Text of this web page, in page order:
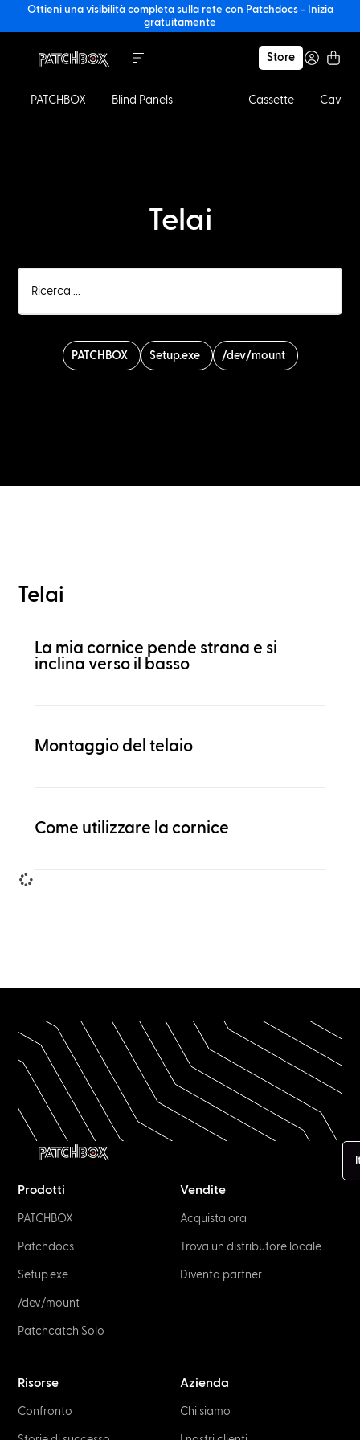
Ottieni una visibilità completa sulla rete con Patchdocs - Inizia
gratuitamente
Store
PATCHBOX Blind Panels Cassette Cavi
Telai
PATCHBOX Setup.exe /dev/mount
Telai
La mia cornice pende strana e si
inclina verso il basso
Montaggio del telaio
Come utilizzare la cornice
Prodotti
PATCHBOX
Patchdocs
Setup.exe
/dev/mount
Patchcatch Solo
Vendite
Acquista ora
Trova un distributore locale
Diventa partner
Risorse
Confronto
Azienda
Chi siamo